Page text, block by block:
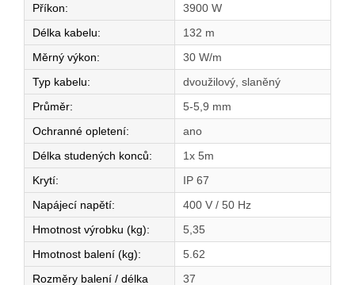
Příkon:
3900 W
Délka kabelu:
132 m
Měrný výkon:
30 W/m
Typ kabelu:
dvoužilový, slaněný
Průměr:
5-5,9 mm
Ochranné opletení:
ano
Délka studených konců:
1x 5m
Krytí:
IP 67
Napájecí napětí:
400 V / 50 Hz
Hmotnost výrobku (kg):
5,35
Hmotnost balení (kg):
5.62
Rozměry balení / délka
37